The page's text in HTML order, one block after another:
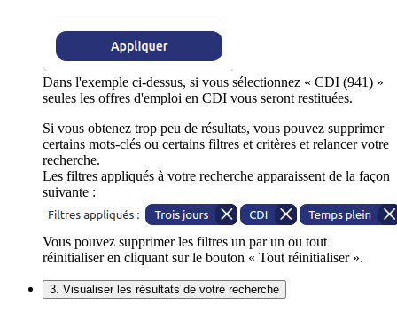
Dans l'exemple ci-dessus, si vous sélectionnez « CDI (941) »
seules les offres d'emploi en CDI vous seront restituées.
Si vous obtenez trop peu de résultats, vous pouvez supprimer
certains mots-clés ou certains filtres et critères et relancer votre
recherche.
Les filtres appliqués à votre recherche apparaissent de la façon
suivante :
Vous pouvez supprimer les filtres un par un ou tout
réinitialiser en cliquant sur le bouton « Tout réinitialiser ».
3. Visualiser les résultats de votre recherche